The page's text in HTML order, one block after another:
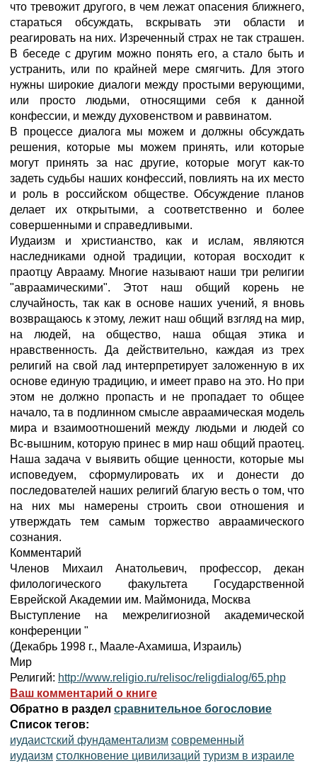
что тревожит другого, в чем лежат опасения ближнего,
стараться обсуждать, вскрывать эти области и
реагировать на них. Изреченный страх не так страшен.
В беседе с другим можно понять его, а стало быть и
устранить, или по крайней мере смягчить. Для этого
нужны широкие диалоги между простыми верующими,
или просто людьми, относящими себя к данной
конфессии, и между духовенством и раввинатом.
В процессе диалога мы можем и должны обсуждать
решения, которые мы можем принять, или которые
могут принять за нас другие, которые могут как-то
задеть судьбы наших конфессий, повлиять на их место
и роль в российском обществе. Обсуждение планов
делает их открытыми, а соответственно и более
совершенными и справедливыми.
Иудаизм и христианство, как и ислам, являются
наследниками одной традиции, которая восходит к
праотцу Аврааму. Многие называют наши три религии
"авраамическими". Этот наш общий корень не
случайность, так как в основе наших учений, я вновь
возвращаюсь к этому, лежит наш общий взгляд на мир,
на людей, на общество, наша общая этика и
нравственность. Да действительно, каждая из трех
религий на свой лад интерпретирует заложенную в их
основе единую традицию, и имеет право на это. Но при
этом не должно пропасть и не пропадает то общее
начало, та в подлинном смысле авраамическая модель
мира и взаимоотношений между людьми и людей со
Вс-вышним, которую принес в мир наш общий праотец.
Наша задача v выявить общие ценности, которые мы
исповедуем, сформулировать их и донести до
последователей наших религий благую весть о том, что
на них мы намерены строить свои отношения и
утверждать тем самым торжество авраамического
сознания.
Комментарий
Членов Михаил Анатольевич, профессор, декан
филологического факультета Государственной
Еврейской Академии им. Маймонида, Москва
Выступление на межрелигиозной академической
конференции "
(Декабрь 1998 г., Маале-Ахамиша, Израиль)
Мир
Религий: http://www.religio.ru/relisoc/religdialog/65.php
Ваш комментарий о книге
Обратно в раздел сравнительное богословие
Список тегов:
иудаистский фундаментализм современный
иудаизм столкновение цивилизаций туризм в израиле